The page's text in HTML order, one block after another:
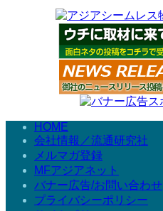
HOME
会社情報／流通研究社
メルマガ登録
MFアジアネット
バナー広告/お問い合わせ
プライバシーポリシー